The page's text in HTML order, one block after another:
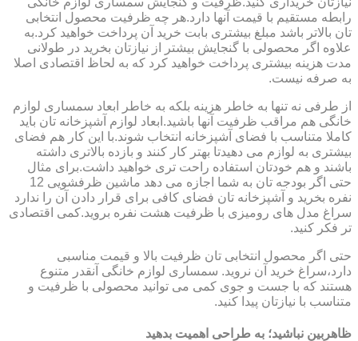
رابطه مستقیم با قیمت آنها دارد.هر چه ظرفیت محصول انتخابی
تان بالاتر باشد مبلغ بیشتری بابت خرید آن پرداخت خواهید کرد.به
علاوه اگر محصولی با گنجایش بیشتر از نیازتان بخرید در طولانی
مدت هزینه بیشتری پرداخت خواهید کرد که به لحاظ اقتصادی اصلا
به صرفه نیست.
از طرفی نه تنها به خاطر هزینه بلکه به خاطر ابعاد سمساری لوازم
خانگی هم مراقب ظرفیت آنها باشید.ابعاد لوازم آشپزخانه تان باید
کاملا متناسب با فضای آشپزخانه انتخاب شوند.با این کار هم فضای
بیشتری به لوازم می دهیدتا بهتر کار کنند و بازده بالاتری داشته
باشند و هم خودتان استفاده راحت تری خواهید داشت.برای مثال
حتی اگر بودجه تان به شما اجازه می دهد ماشین ظرفشویی 12
نفره بخرید و آشپزخانه تان فضای کافی برای قرار دادن آن را ندارد
سراغ مدل های رومیزی با ظرفیت هشت نفره بروید.کمی اقتصادی
تر فکر کنید.
حتی اگر محصول انتخابی تان ظرفیت بالا و قیمت مناسبی
دارد،سراغ خرید آن نروید. سمساری لوازم خانگی آنقدر متنوع
هستند که با جست و جوی کمی می توانید محصولی با ظرفیت و
متناسب با نیازتان پیدا کنید.
ظاهربین نباشید؛ به طراحی اهمیت بدهید